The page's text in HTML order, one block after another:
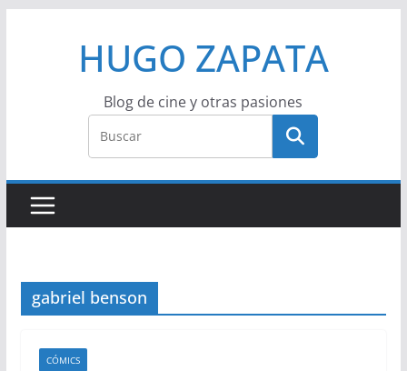
HUGO ZAPATA
Blog de cine y otras pasiones
gabriel benson
CÓMICS